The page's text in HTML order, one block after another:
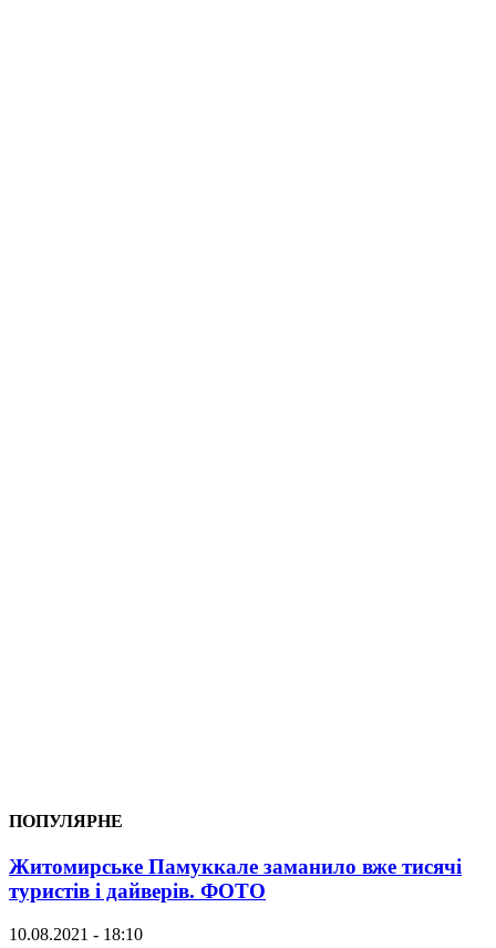
ПОПУЛЯРНЕ
Житомирське Памуккале заманило вже тисячі
туристів і дайверів. ФОТО
10.08.2021 - 18:10